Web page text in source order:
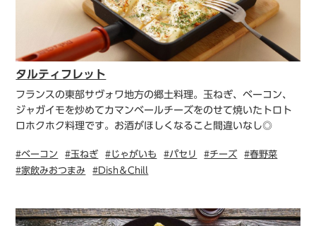
タルティフレット
フランスの東部サヴォワ地方の郷土料理。玉ねぎ、ベーコン、
ジャガイモを炒めてカマンベールチーズをのせて焼いたトロト
ロホクホク料理です。お酒がほしくなること間違いなし◎
#ベーコン #玉ねぎ #じゃがいも #パセリ #チーズ
#春野菜
#家飲みおつまみ
#Dish＆Chill